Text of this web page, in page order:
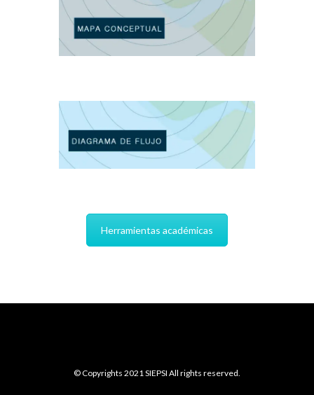
Herramientas académicas
© Copyrights 2021 SIEPSI All rights reserved.